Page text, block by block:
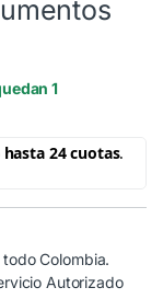
1
Colombia.
Autorizado